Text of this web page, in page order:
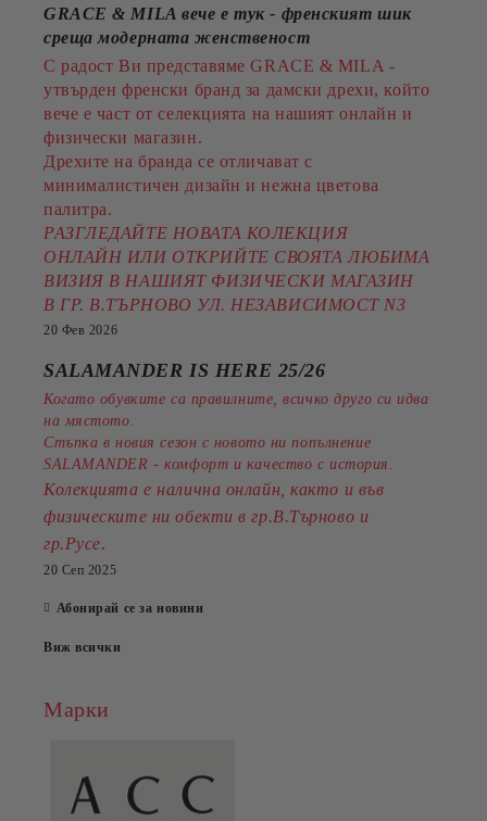
GRACE & MILA вече е тук - френският шик
среща модерната женственост
С радост Ви представяме GRACE & MILA -
утвърден френски бранд за дамски дрехи, който
вече е част от селекцията на нашият онлайн и
физически магазин.
Дрехите на бранда се отличават с
минималистичен дизайн и нежна цветова
палитра.
РАЗГЛЕДАЙТЕ НОВАТА КОЛЕКЦИЯ
ОНЛАЙН ИЛИ ОТКРИЙТЕ СВОЯТА ЛЮБИМА
ВИЗИЯ В НАШИЯТ ФИЗИЧЕСКИ МАГАЗИН
В ГР. В.ТЪРНОВО УЛ. НЕЗАВИСИМОСТ N3
20 Фев 2026
SALAMANDER IS HERE 25/26
Когато обувките са правилните, всичко друго си идва
на мястото.
Стъпка в новия сезон с новото ни попълнение
SALAMANDER - комфорт и качество с история.
Колекцията е налична онлайн, както и във
физическите ни обекти в гр.В.Търново и
гр.Русе.
20 Сеп 2025
Абонирай се за новини
Виж всички
Марки